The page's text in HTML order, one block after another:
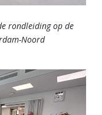
rondleiding op de
Noord